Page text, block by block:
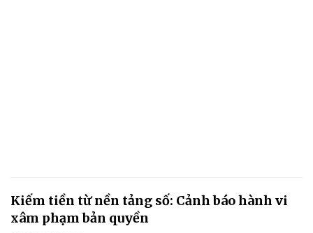
Kiếm tiền từ nền tảng số: Cảnh báo hành vi
xâm phạm bản quyền